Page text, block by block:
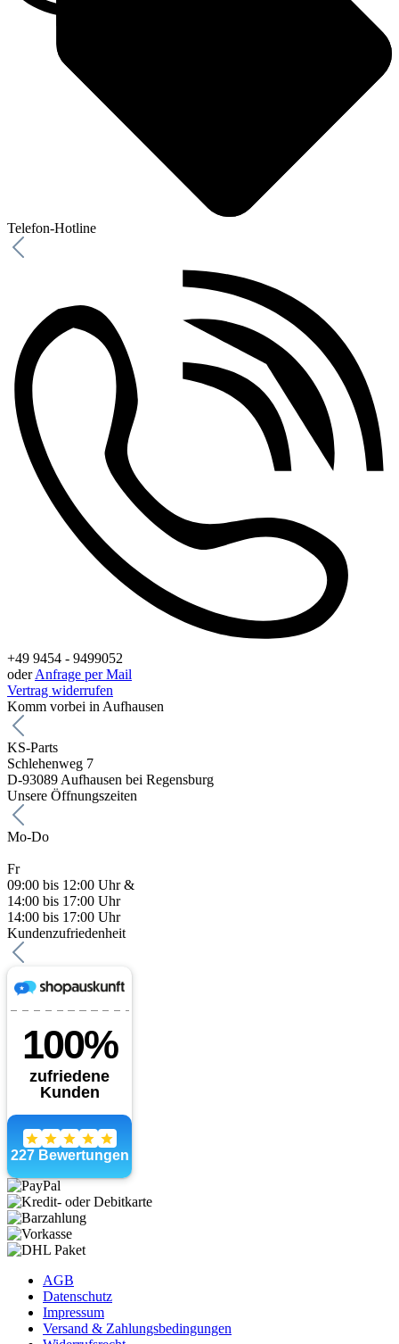
Telefon-Hotline
+49 9454 - 9499052
oderAnfrage per Mail
Vertrag widerrufen
Komm vorbei in Aufhausen
KS-Parts
Schlehenweg 7
D-93089 Aufhausen bei Regensburg
Unsere Öffnungszeiten
Mo-Do
Fr
09:00 bis 12:00 Uhr &
14:00 bis 17:00 Uhr
14:00 bis 17:00 Uhr
Kundenzufriedenheit
AGB
Datenschutz
Impressum
Versand & Zahlungsbedingungen